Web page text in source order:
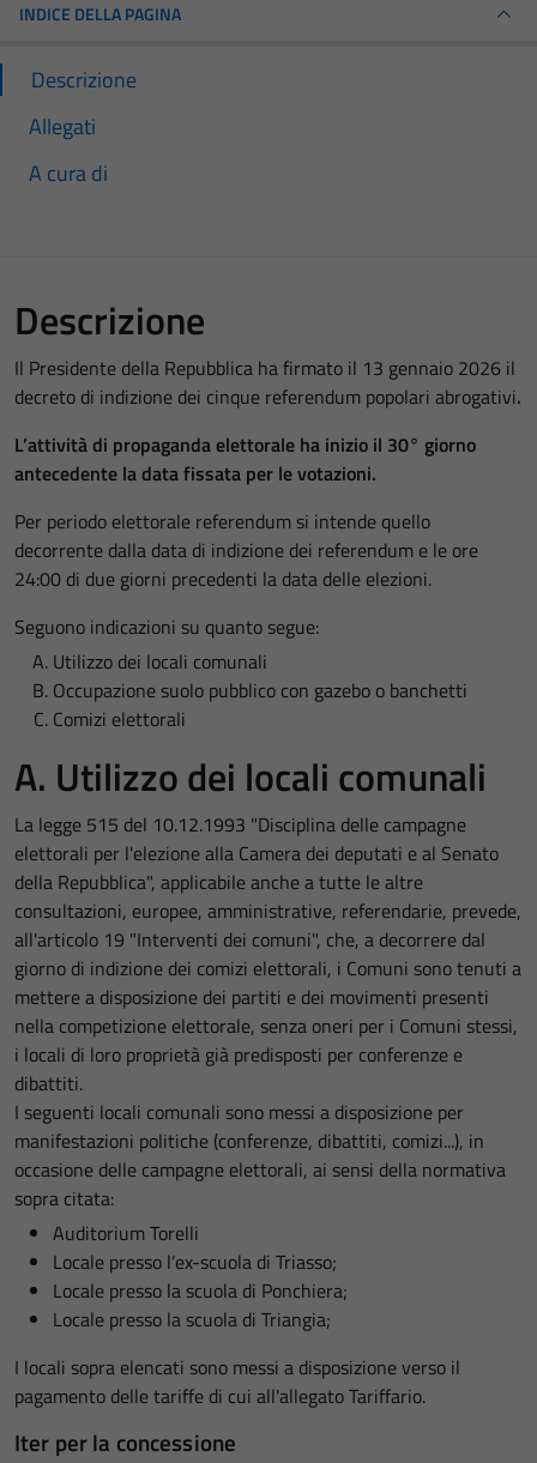
INDICE DELLA PAGINA
Descrizione
Allegati
A cura di
Descrizione
Il Presidente della Repubblica ha firmato il 13 gennaio 2026 il
decreto di indizione dei cinque referendum popolari abrogativi.
L’attività di propaganda elettorale ha inizio il 30° giorno
antecedente la data fissata per le votazioni.
Per periodo elettorale referendum si intende quello
decorrente dalla data di indizione dei referendum e le ore
24:00 di due giorni precedenti la data delle elezioni.
Seguono indicazioni su quanto segue:
Utilizzo dei locali comunali
Occupazione suolo pubblico con gazebo o banchetti
Comizi elettorali
A. Utilizzo dei locali comunali
La legge 515 del 10.12.1993 "Disciplina delle campagne
elettorali per l'elezione alla Camera dei deputati e al Senato
della Repubblica", applicabile anche a tutte le altre
consultazioni, europee, amministrative, referendarie, prevede,
all'articolo 19 "Interventi dei comuni", che, a decorrere dal
giorno di indizione dei comizi elettorali, i Comuni sono tenuti a
mettere a disposizione dei partiti e dei movimenti presenti
nella competizione elettorale, senza oneri per i Comuni stessi,
i locali di loro proprietà già predisposti per conferenze e
dibattiti.
I seguenti locali comunali sono messi a disposizione per
manifestazioni politiche (conferenze, dibattiti, comizi...), in
occasione delle campagne elettorali, ai sensi della normativa
sopra citata:
Auditorium Torelli
Locale presso l’ex-scuola di Triasso;
Locale presso la scuola di Ponchiera;
Locale presso la scuola di Triangia;
I locali sopra elencati sono messi a disposizione verso il
pagamento delle tariffe di cui all'allegato Tariffario.
Iter per la concessione